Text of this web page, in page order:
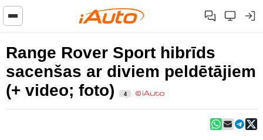
Range Rover Sport hibrīds
sacenšas ar diviem peldētājiem
(+ video; foto)
4